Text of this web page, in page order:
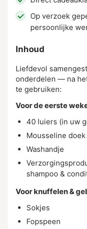
Op verzoek
persoonlijke
Inhoud
Liefdevol
onderdelen — na
te gebruiken:
Voor de eerste
40 luiers (in uw
Mousseline doek
Washandje
shampoo &
Voor knuffelen &
Sokjes
Fopspeen